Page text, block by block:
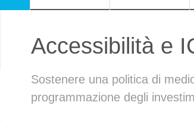
Accessibilità e
Sostenere una politica di
programmazione degli